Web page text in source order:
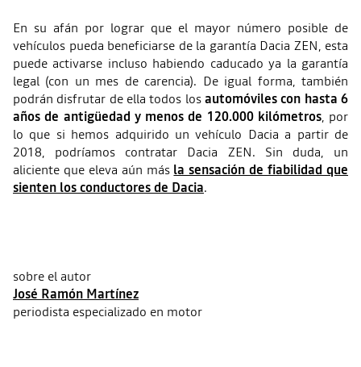
En su afán por lograr que el mayor número posible de
vehículos pueda beneficiarse de la garantía Dacia ZEN, esta
puede activarse incluso habiendo caducado ya la garantía
legal (con un mes de carencia). De igual forma, también
podrán disfrutar de ella todos losautomóviles con hasta 6
años de antigüedad y menos de 120.000 kilómetros, por
lo que si hemos adquirido un vehículo Dacia a partir de
2018, podríamos contratar Dacia ZEN. Sin duda, un
aliciente que eleva aún más la sensación de fiabilidad que
sienten los conductores de Dacia.
sobre el autor
José Ramón Martínez
periodista especializado en motor